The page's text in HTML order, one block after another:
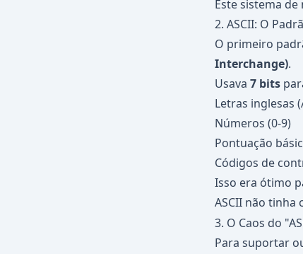
Este sistema
2. ASCII: O
O primeiro
Interchange).
Usava 7 bits
Letras inglesas
Números (0-9)
Pontuação
Códigos de
Isso era ótimo
ASCII não tinha
3. O Caos do
Para suportar